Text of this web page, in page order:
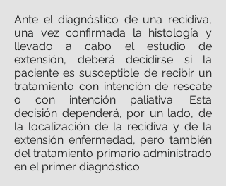
Ante el diagnóstico de una recidiva,
una vez confirmada la histología y
llevado a cabo el estudio de
extensión, deberá decidirse si la
paciente es susceptible de recibir un
tratamiento con intención de rescate
o con intención paliativa. Esta
decisión dependerá, por un lado, de
la localización de la recidiva y de la
extensión enfermedad, pero también
del tratamiento primario administrado
en el primer diagnóstico.